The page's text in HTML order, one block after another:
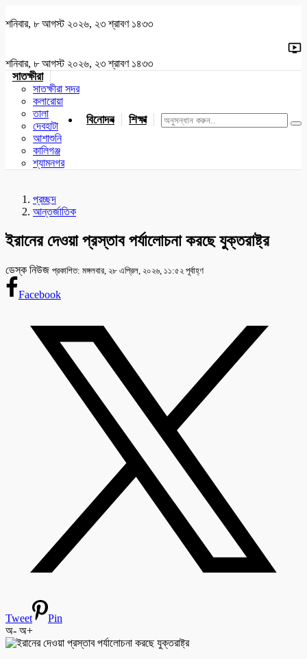
শনিবার, ৮ আগস্ট ২০২৬, ২৩ শ্রাবণ ১৪৩৩
শনিবার, ৮ আগস্ট ২০২৬, ২৩ শ্রাবণ ১৪৩৩
সাতক্ষীরা
সাতক্ষীরা সদর
কলারোয়া
তালা
দেবহাটা
আশাশুনি
কালিগঞ্জ
শ্যামনগর
বিনোদন শিক্ষা খেলাধুলা জাতীয় যশোর
প্রচ্ছদ
আন্তর্জাতিক
ইরানের দেওয়া প্রস্তাব পর্যালোচনা করছে যুক্তরাষ্ট্র
ডেস্ক নিউজ প্রকাশিত: মঙ্গলবার, ২৮ এপ্রিল, ২০২৬, ১১:৫২ পূর্বাহ্ণ
Facebook
Tweet
Pin
অ- অ+